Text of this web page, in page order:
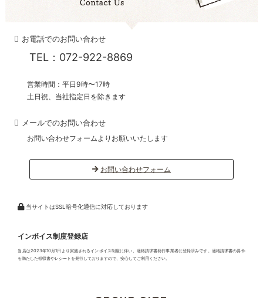
お電話でのお問い合わせ
TEL：072-922-8869
営業時間：平日9時〜17時
土日祝、当社指定日を除きます
メールでのお問い合わせ
お問い合わせフォームよりお願いいたします
お問い合わせフォーム
当サイトはSSL暗号化通信に対応しております
インボイス制度登録店
当店は2023年10月1日より実施されるインボイス制度に伴い、適格請求書発行事業者に登録済みです。適格請求書の要件
を満たした領収書やレシートを発行しておりますので、安心してご利用ください。